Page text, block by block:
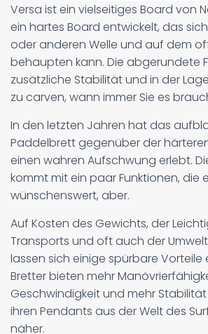
Versa ist ein vielseitiges Board von
ein hartes Board entwickelt, das
oder anderen Welle und auf dem
behaupten kann. Die abgerundete
zusätzliche Stabilität und in der
zu carven, wann immer Sie es
In den letzten Jahren hat das
Paddelbrett gegenüber der
einen wahren Aufschwung erlebt.
kommt mit ein paar Funktionen, die
wünschenswert, aber.
Auf Kosten des Gewichts, der
Transports und oft auch der
lassen sich einige spürbare Vorteile
Bretter bieten mehr
Geschwindigkeit und mehr
ihren Pendants aus der Welt des
näher.